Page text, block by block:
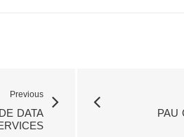
Previous
DATA PAU